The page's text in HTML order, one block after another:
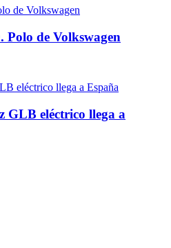
Polo de Volkswagen
GLB eléctrico llega a